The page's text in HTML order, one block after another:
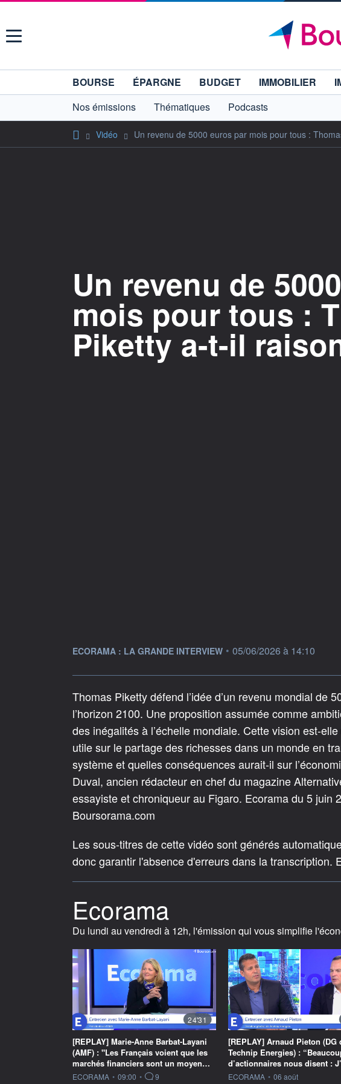
Menu
BOURSE ÉPARGNE BUDGET IMMOBILIER
Nos émissions
Thématiques Podcasts
Vidéo Un revenu de 5000 euros par mois pour tous :
Un revenu de
mois pour tous :
Piketty a-t-il
information fournie par
ECORAMA : LA GRANDE INTERVIEW • 05/06/2026 à 14:10
Thomas Piketty défend l’idée d’un revenu mondial de
l’horizon 2100. Une proposition assumée comme
des inégalités à l’échelle mondiale. Cette vision est-
utile sur le partage des richesses dans un monde en
système et quelles conséquences aurait-il sur
Duval, ancien rédacteur en chef du magazine
essayiste et chroniqueur au Figaro. Ecorama du 5 juin
Boursorama.com
Les sous-titres de cette vidéo sont générés
donc garantir l'absence d'erreurs dans la transcription.
Ecorama
Du lundi au vendredi à 12h, l'émission qui vous simplifie
24'31
[REPLAY] Marie-Anne Barbat-Layani
(AMF) : "Les Français voient que les
marchés financiers sont un moyen…
information fournie par
ECORAMA • 09:00 • 9
[REPLAY] Arnaud Pieton (DG
Technip Energies) :
d’actionnaires nous disent :
information fournie par
ECORAMA • 06 août